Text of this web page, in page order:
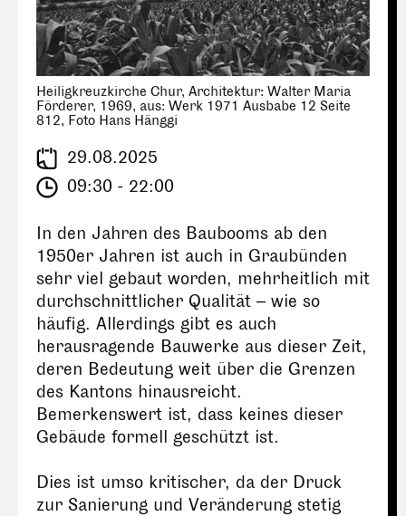
Heiligkreuzkirche Chur, Architektur: Walter Maria
Förderer, 1969, aus: Werk 1971 Ausbabe 12 Seite
812, Foto Hans Hänggi
29.08.2025
09:30 - 22:00
In den Jahren des Baubooms ab den
1950er Jahren ist auch in Graubünden
sehr viel gebaut worden, mehrheitlich mit
durchschnittlicher Qualität – wie so
häufig. Allerdings gibt es auch
herausragende Bauwerke aus dieser Zeit,
deren Bedeutung weit über die Grenzen
des Kantons hinausreicht.
Bemerkenswert ist, dass keines dieser
Gebäude formell geschützt ist.
Dies ist umso kritischer, da der Druck
zur Sanierung und Veränderung stetig